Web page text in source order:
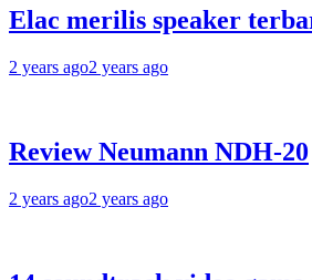
Elac merilis speaker
2 years ago2 years ago
Review Neumann NDH-20
2 years ago2 years ago